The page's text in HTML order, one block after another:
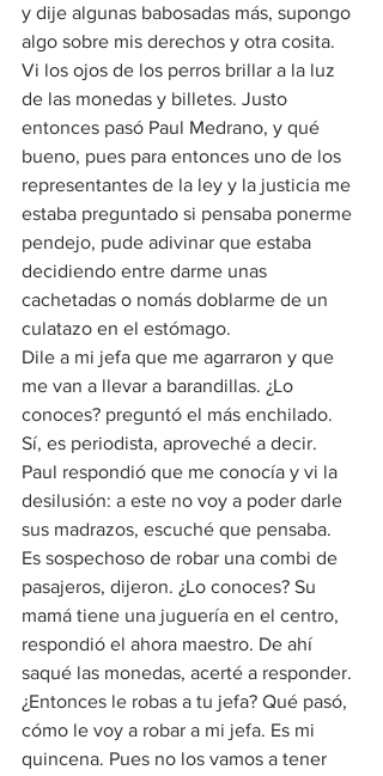
y dije algunas babosadas más, supongo
algo sobre mis derechos y otra cosita.
Vi los ojos de los perros brillar a la luz
de las monedas y billetes. Justo
entonces pasó Paul Medrano, y qué
bueno, pues para entonces uno de los
representantes de la ley y la justicia me
estaba preguntado si pensaba ponerme
pendejo, pude adivinar que estaba
decidiendo entre darme unas
cachetadas o nomás doblarme de un
culatazo en el estómago.
Dile a mi jefa que me agarraron y que
me van a llevar a barandillas. ¿Lo
conoces? preguntó el más enchilado.
Sí, es periodista, aproveché a decir.
Paul respondió que me conocía y vi la
desilusión: a este no voy a poder darle
sus madrazos, escuché que pensaba.
Es sospechoso de robar una combi de
pasajeros, dijeron. ¿Lo conoces? Su
mamá tiene una juguería en el centro,
respondió el ahora maestro. De ahí
saqué las monedas, acerté a responder.
¿Entonces le robas a tu jefa? Qué pasó,
cómo le voy a robar a mi jefa. Es mi
quincena. Pues no los vamos a tener